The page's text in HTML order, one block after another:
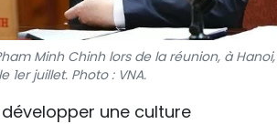
PHOTO
VIDÉO
Minh Chinh lors de la réunion, à Hanoi,
le 1er juillet. Photo : VNA.
une culture